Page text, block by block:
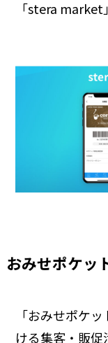
「stera market
おみせポケッ
「おみせポケ
ける集客・販